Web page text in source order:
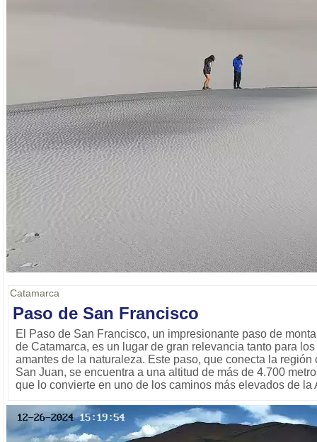
Catamarca
Paso de San Francisco
El Paso de San Francisco, un impresionante paso de
de Catamarca, es un lugar de gran relevancia tanto para
amantes de la naturaleza. Este paso, que conecta la
San Juan, se encuentra a una altitud de más de 4.700
que lo convierte en uno de los caminos más elevados de la